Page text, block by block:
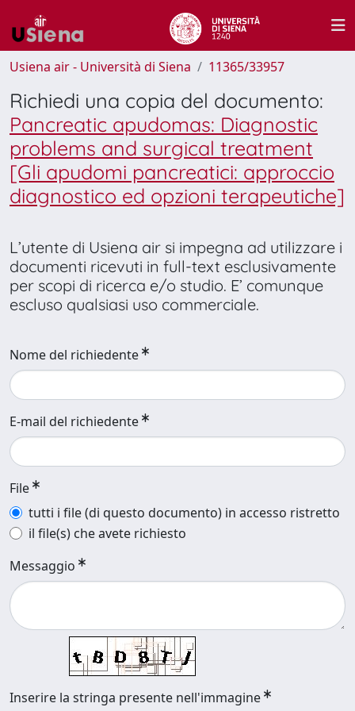
Usiena air - Università di Siena 11365/33957
Richiedi una copia del documento:
Pancreatic apudomas: Diagnostic
problems and surgical treatment
[Gli apudomi pancreatici: approccio
diagnostico ed opzioni terapeutiche]
L’utente di Usiena air si impegna ad utilizzare i
documenti ricevuti in full-text esclusivamente
per scopi di ricerca e/o studio. E’ comunque
escluso qualsiasi uso commerciale.
Nome del richiedente
E-mail del richiedente
File
tutti i file (di questo documento) in accesso ristretto
il file(s) che avete richiesto
Messaggio
Inserire la stringa presente nell'immagine